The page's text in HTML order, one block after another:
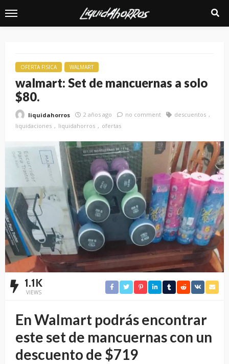
OFERTA FISICA WALMART
walmart: Set de mancuernas a solo
$80.
liquidahorros 2 años ago no comment
descuentos
liquidaciones
liquidahorros ofertas
1.1K
VIEWS
En Walmart podrás encontrar
este set de mancuernas con un
descuento de $719